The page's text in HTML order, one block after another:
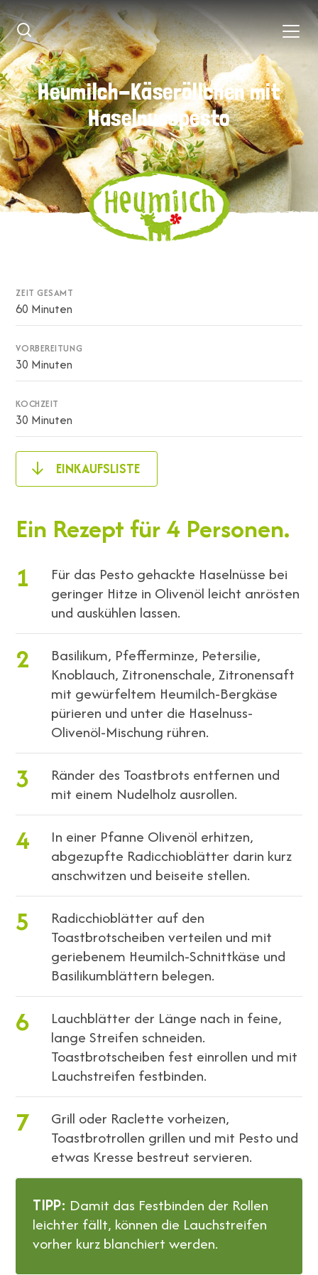
Heumilch-Käseröllchen mit
Haselnusspesto
Heumilch-Käseröllchen mit
Haselnusspesto
ZEIT GESAMT
60 Minuten
VORBEREITUNG
30 Minuten
KOCHZEIT
30 Minuten
EINKAUFSLISTE
Ein Rezept für 4 Personen.
1
Für das Pesto gehackte Haselnüsse bei
geringer Hitze in Olivenöl leicht anrösten
und auskühlen lassen.
2
Basilikum, Pfefferminze, Petersilie,
Knoblauch, Zitronenschale, Zitronensaft
mit gewürfeltem Heumilch-Bergkäse
pürieren und unter die Haselnuss-
Olivenöl-Mischung rühren.
3
Ränder des Toastbrots entfernen und
mit einem Nudelholz ausrollen.
4
In einer Pfanne Olivenöl erhitzen,
abgezupfte Radicchioblätter darin kurz
anschwitzen und beiseite stellen.
5
Radicchioblätter auf den
Toastbrotscheiben verteilen und mit
geriebenem Heumilch-Schnittkäse und
Basilikumblättern belegen.
6
Lauchblätter der Länge nach in feine,
lange Streifen schneiden.
Toastbrotscheiben fest einrollen und mit
Lauchstreifen festbinden.
7
Grill oder Raclette vorheizen,
Toastbrotrollen grillen und mit Pesto und
etwas Kresse bestreut servieren.
TIPP: Damit das Festbinden der Rollen
leichter fällt, können die Lauchstreifen
vorher kurz blanchiert werden.